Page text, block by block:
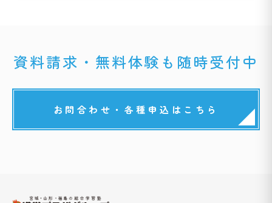
資料請求・無料体験も随時受付中
お問合わせ・各種申込はこちら